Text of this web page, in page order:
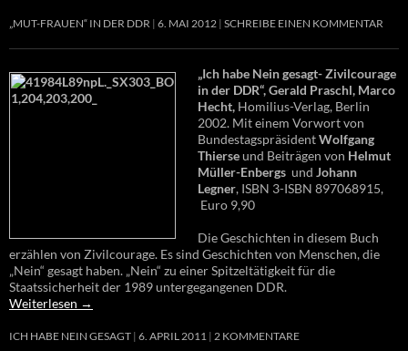
„MUT-FRAUEN“ IN DER DDR 6. MAI 2012 SCHREIBE EINEN KOMMENTAR
„Ich habe Nein gesagt- Zivilcourage
in der DDR“, Gerald Praschl, Marco
Hecht, Homilius-Verlag, Berlin
2002. Mit einem Vorwort von
BundestagspräsidentWolfgang
Thierseund Beiträgen von Helmut
Müller-Enbergs und Johann
Legner, ISBN 3-ISBN 897068915,
Euro 9,90
Die Geschichten in diesem Buch
erzählen von Zivilcourage. Es sind Geschichten von Menschen, die
„Nein“ gesagt haben. „Nein“ zu einer Spitzeltätigkeit für die
Staatssicherheit der 1989 untergegangenen DDR.
Weiterlesen →
ICH HABE NEIN GESAGT 6. APRIL 2011 2 KOMMENTARE